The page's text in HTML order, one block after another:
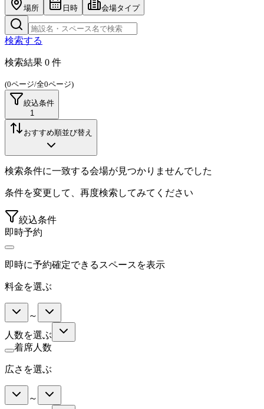
場所 日時 会場タイプ
検索する
検索結果 0 件
(0ページ/全0ページ)
絞込条件
1
おすすめ順並び替え
検索条件に一致する会場が見つかりませんでした
条件を変更して、再度検索してみてください
絞込条件
即時予約
即時に予約確定できるスペースを表示
料金を選ぶ
～
人数を選ぶ
着席人数
広さを選ぶ
～